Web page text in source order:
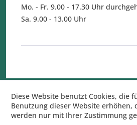
Mo. - Fr. 9.00 - 17.30 Uhr
Sa. 9.00 - 13.00 Uhr
Diese Website benutzt Cookies, die
Benutzung dieser Website
werden nur mit Ihrer Zustimmung